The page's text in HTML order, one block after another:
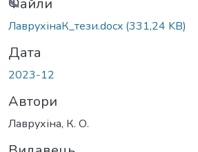
ЛаврухінаК_тези.docx (331,24 KB)
Дата
2023-12
Автори
Лаврухіна, К. О.